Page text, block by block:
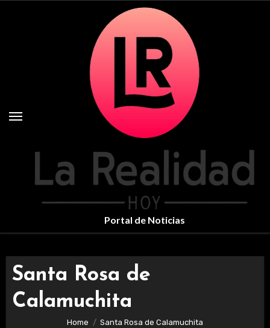
Portal de Noticias
Santa Rosa de
Calamuchita
Home Santa Rosa de Calamuchita